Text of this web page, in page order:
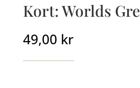
Kort: Worlds
49,00 kr